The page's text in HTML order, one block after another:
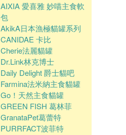
AIXIA 愛喜雅 妙喵主食軟
包
AkikA日本漁極貓罐系列
CANIDAE 卡比
Cherie法麗貓罐
Dr.Link林克博士
Daily Delight 爵士貓吧
Farmina法米納主食貓罐
Go！天然主食貓罐
GREEN FISH 葛林菲
GranataPet葛蕾特
PURRFACT波菲特